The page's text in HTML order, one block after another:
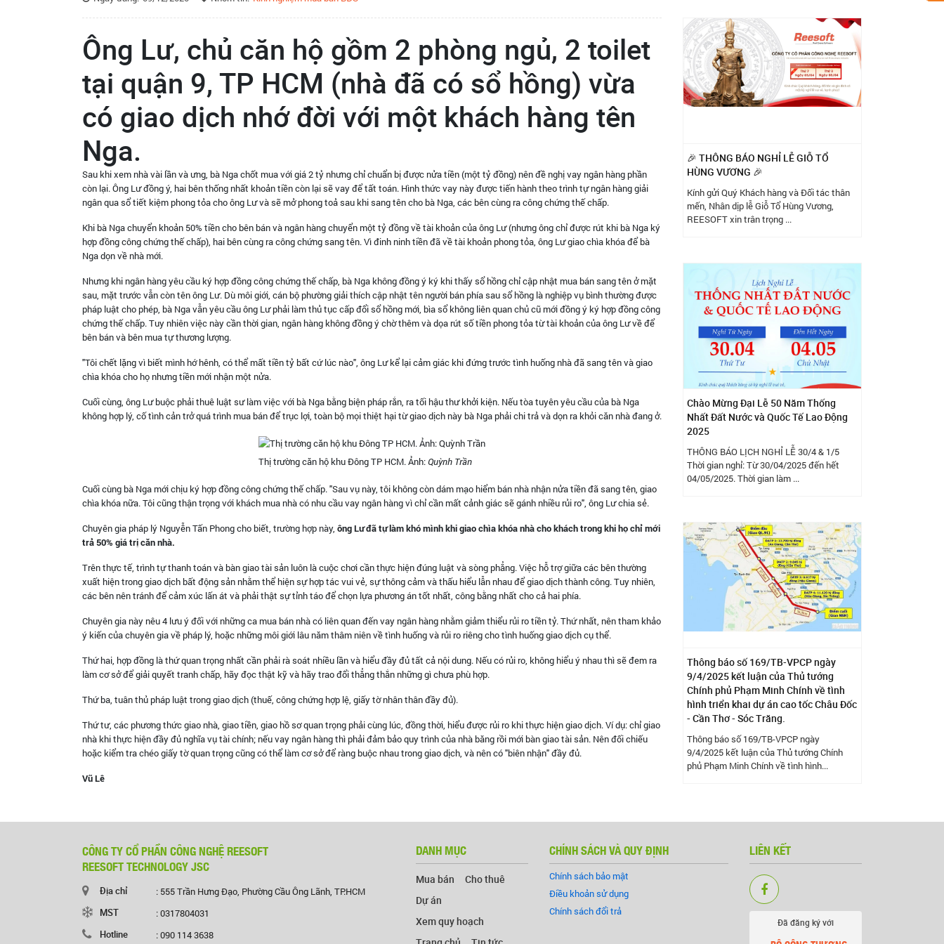
Ông Lư, chủ căn hộ gồm 2 phòng ngủ, 2 toilet
tại quận 9, TP HCM (nhà đã có sổ hồng) vừa
có giao dịch nhớ đời với một khách hàng tên
Nga.
Sau khi xem nhà vài lần và ưng, bà Nga chốt mua với giá 2 tỷ nhưng chỉ chuẩn bị được nửa tiền (một tỷ đồng) nên đề nghị vay ngân hàng phần
còn lại. Ông Lư đồng ý, hai bên thống nhất khoản tiền còn lại sẽ vay để tất toán. Hình thức vay này được tiến hành theo trình tự ngân hàng giải
ngân qua sổ tiết kiệm phong tỏa cho ông Lư và sẽ mở phong toả sau khi sang tên cho bà Nga, các bên cùng ra công chứng thế chấp.
Khi bà Nga chuyển khoản 50% tiền cho bên bán và ngân hàng chuyển một tỷ đồng về tài khoản của ông Lư (nhưng ông chỉ được rút khi bà Nga ký
hợp đồng công chứng thế chấp), hai bên cùng ra công chứng sang tên. Vì đinh ninh tiền đã về tài khoản phong tỏa, ông Lư giao chìa khóa để bà
Nga dọn về nhà mới.
Nhưng khi ngân hàng yêu cầu ký hợp đồng công chứng thế chấp, bà Nga không đồng ý ký khi thấy sổ hồng chỉ cập nhật mua bán sang tên ở mặt
sau, mặt trước vẫn còn tên ông Lư. Dù môi giới, cán bộ phường giải thích cập nhật tên người bán phía sau sổ hồng là nghiệp vụ bình thường được
pháp luật cho phép, bà Nga vẫn yêu cầu ông Lư phải làm thủ tục cấp đổi sổ hồng mới, bìa sổ không liên quan chủ cũ mới đồng ý ký hợp đồng công
chứng thế chấp. Tuy nhiên việc này cần thời gian, ngân hàng không đồng ý chờ thêm và dọa rút số tiền phong tỏa từ tài khoản của ông Lư về để
bên bán và bên mua tự thương lượng.
"Tôi chết lặng vì biết mình hớ hênh, có thể mất tiền tỷ bất cứ lúc nào", ông Lư kể lại cảm giác khi đứng trước tình huống nhà đã sang tên và giao
chìa khóa cho họ nhưng tiền mới nhận một nửa.
Cuối cùng, ông Lư buộc phải thuê luật sư làm việc với bà Nga bằng biện pháp rắn, ra tối hậu thư khởi kiện. Nếu tòa tuyên yêu cầu của bà Nga
không hợp lý, cố tình cản trở quá trình mua bán để trục lợi, toàn bộ mọi thiệt hại từ giao dịch này bà Nga phải chi trả và dọn ra khỏi căn nhà đang ở.
Thị trường căn hộ khu Đông TP HCM. Ảnh:Quỳnh Trần
Cuối cùng bà Nga mới chịu ký hợp đồng công chứng thế chấp. "Sau vụ này, tôi không còn dám mạo hiểm bán nhà nhận nửa tiền đã sang tên, giao
chìa khóa nữa. Tôi cũng thận trọng với khách mua nhà có nhu cầu vay ngân hàng vì chỉ cần mất cảnh giác sẽ gánh nhiều rủi ro", ông Lư chia sẻ.
Chuyên gia pháp lý Nguyễn Tấn Phong cho biết, trường hợp này, ông Lư đã tự làm khó mình khi giao chìa khóa nhà cho khách trong khi họ chỉ mới
trả 50% giá trị căn nhà.
Trên thực tế, trình tự thanh toán và bàn giao tài sản luôn là cuộc chơi cần thực hiện đúng luật và sòng phẳng. Việc hỗ trợ giữa các bên thường
xuất hiện trong giao dịch bất động sản nhằm thể hiện sự hợp tác vui vẻ, sự thông cảm và thấu hiểu lẫn nhau để giao dịch thành công. Tuy nhiên,
các bên nên tránh để cảm xúc lấn át và phải thật sự tỉnh táo để chọn lựa phương án tốt nhất, công bằng nhất cho cả hai phía.
Chuyên gia này nêu 4 lưu ý đối với những ca mua bán nhà có liên quan đến vay ngân hàng nhằm giảm thiểu rủi ro tiền tỷ. Thứ nhất, nên tham khảo
ý kiến của chuyên gia về pháp lý, hoặc những môi giới lâu năm thâm niên về tình huống và rủi ro riêng cho tình huống giao dịch cụ thể.
Thứ hai, hợp đồng là thứ quan trọng nhất cần phải rà soát nhiều lần và hiểu đầy đủ tất cả nội dung. Nếu có rủi ro, không hiểu ý nhau thì sẽ đem ra
làm cơ sở để giải quyết tranh chấp, hãy đọc thật kỹ và hãy trao đổi thẳng thắn những gì chưa phù hợp.
Thứ ba, tuân thủ pháp luật trong giao dịch (thuế, công chứng hợp lệ, giấy tờ nhân thân đầy đủ).
Thứ tư, các phương thức giao nhà, giao tiền, giao hồ sơ quan trọng phải cùng lúc, đồng thời, hiểu được rủi ro khi thực hiện giao dịch. Ví dụ: chỉ giao
nhà khi thực hiện đầy đủ nghĩa vụ tài chính; nếu vay ngân hàng thì phải đảm bảo quy trình của nhà băng rồi mới bàn giao tài sản. Nên đối chiếu
hoặc kiểm tra chéo giấy tờ quan trọng cũng có thể làm cơ sở để ràng buộc nhau trong giao dịch, và nên có "biên nhận" đầy đủ.
Vũ Lê
🎉 THÔNG BÁO NGHỈ LỄ GIỖ TỔ
HÙNG VƯƠNG 🎉
Kính gửi Quý Khách hàng và Đối tác thân
mến, Nhân dịp lễ Giỗ Tổ Hùng Vương,
REESOFT xin trân trọng ...
Chào Mừng Đại Lễ 50 Năm Thống
Nhất Đất Nước và Quốc Tế Lao Động
2025
THÔNG BÁO LỊCH NGHỈ LỄ 30/4 & 1/5
Thời gian nghỉ: Từ 30/04/2025 đến hết
04/05/2025. Thời gian làm ...
Thông báo số 169/TB-VPCP ngày
9/4/2025 kết luận của Thủ tướng
Chính phủ Phạm Minh Chính về tình
hình triển khai dự án cao tốc Châu Đốc
- Cần Thơ - Sóc Trăng.
Thông báo số 169/TB-VPCP ngày
9/4/2025 kết luận của Thủ tướng Chính
phủ Phạm Minh Chính về tình hình...
CÔNG TY CỔ PHẦN CÔNG NGHỆ REESOFT
REESOFT TECHNOLOGY JSC
Địa chỉ
: 555 Trần Hưng Đạo, Phường Cầu Ông Lãnh, TP.HCM
MST
: 0317804031
Hotline
: 090 114 3638
DANH MỤC
Mua bán
Cho thuê
Dự án
Xem quy hoạch
CHÍNH SÁCH VÀ QUY ĐỊNH
Chính sách bảo mật
Điều khoản sử dụng
Chính sách đổi trả
LIÊN KẾT
Đã đăng ký với